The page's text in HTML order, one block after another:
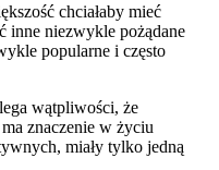
chciałaby mieć
inne niezwykle pożądane
popularne i często
wątpliwości, że
znaczenie w życiu
miały tylko jedną